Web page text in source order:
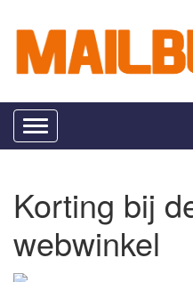
Toggle
navigation
Korting bij
webwinkel